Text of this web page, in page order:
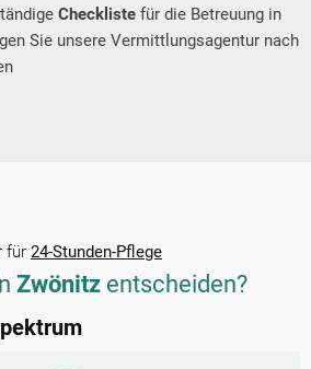
Checkliste für die Betreuung in
Sie unsere Vermittlungsagentur nach
für 24-Stunden-Pflege
Zwönitz entscheiden?